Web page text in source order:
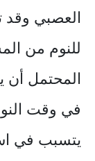
العصبي وقد
للنوم من
المحتمل أن
في وقت
يتسبب في